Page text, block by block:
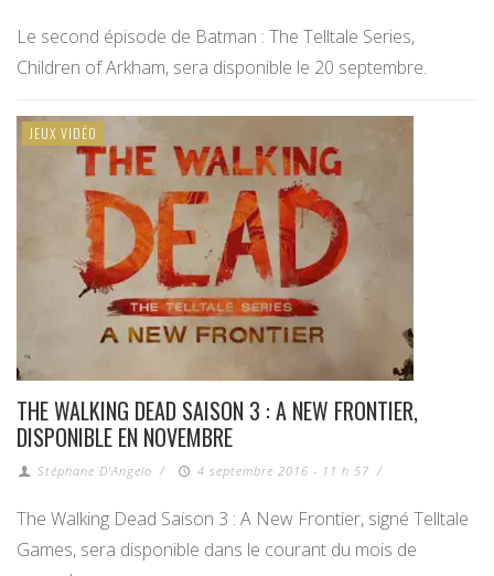
Le second épisode de Batman : The Telltale Series,
Children of Arkham, sera disponible le 20 septembre.
JEUX VIDÉO
THE WALKING DEAD SAISON 3 : A NEW FRONTIER,
DISPONIBLE EN NOVEMBRE
Stéphane D'Angelo / 4 septembre 2016 - 11 h 57 /
The Walking Dead Saison 3 : A New Frontier, signé Telltale
Games, sera disponible dans le courant du mois de